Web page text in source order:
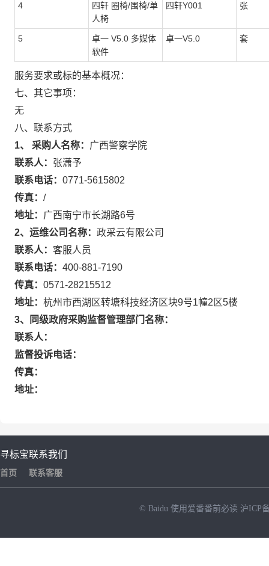
4
四轩 圈椅/围椅/单
人椅
四轩Y001 张
5
卓一 V5.0 多媒体
软件
卓一V5.0 套
服务要求或标的基本概况：
七、其它事项：
无
八、联系方式
1、 采购人名称： 广西警察学院
联系人： 张潇予
联系电话： 0771-5615802
传真： /
地址： 广西南宁市长湖路6号
2、运维公司名称： 政采云有限公司
联系人： 客服人员
联系电话： 400-881-7190
传真： 0571-28215512
地址： 杭州市西湖区转塘科技经济区块9号1幢2区5楼
3、同级政府采购监督管理部门名称：
联系人：
监督投诉电话：
传真：
地址：
寻标宝
首页
联系我们
联系客服
© Baidu 使用爱番番前必读 沪ICP